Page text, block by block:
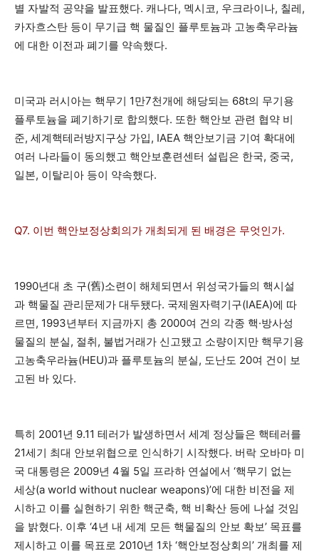
별 자발적 공약을 발표했다. 캐나다, 멕시코, 우크라이나, 칠레,
카자흐스탄 등이 무기급 핵 물질인 플루토늄과 고농축우라늄
에 대한 이전과 폐기를 약속했다.
미국과 러시아는 핵무기 1만7천개에 해당되는 68t의 무기용
플루토늄을 폐기하기로 합의했다. 또한 핵안보 관련 협약 비
준, 세계핵테러방지구상 가입, IAEA 핵안보기금 기여 확대에
여러 나라들이 동의했고 핵안보훈련센터 설립은 한국, 중국,
일본, 이탈리아 등이 약속했다.
Q7. 이번 핵안보정상회의가 개최되게 된 배경은 무엇인가.
1990년대 초 구(舊)소련이 해체되면서 위성국가들의 핵시설
과 핵물질 관리문제가 대두됐다. 국제원자력기구(IAEA)에 따
르면, 1993년부터 지금까지 총 2000여 건의 각종 핵·방사성
물질의 분실, 절취, 불법거래가 신고됐고 소량이지만 핵무기용
고농축우라늄(HEU)과 플루토늄의 분실, 도난도 20여 건이 보
고된 바 있다.
특히 2001년 9.11 테러가 발생하면서 세계 정상들은 핵테러를
21세기 최대 안보위협으로 인식하기 시작했다. 버락 오바마 미
국 대통령은 2009년 4월 5일 프라하 연설에서 ‘핵무기 없는
세상(a world without nuclear weapons)’에 대한 비전을 제
시하고 이를 실현하기 위한 핵군축, 핵 비확산 등에 나설 것임
을 밝혔다. 이후 ‘4년 내 세계 모든 핵물질의 안보 확보’ 목표를
제시하고 이를 목표로 2010년 1차 ‘핵안보정상회의’ 개최를 제